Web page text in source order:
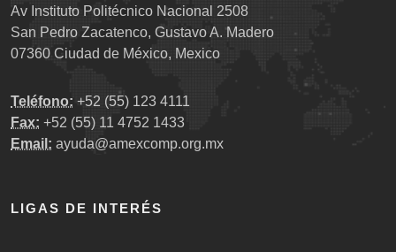
Av Instituto Politécnico Nacional 2508
San Pedro Zacatenco, Gustavo A. Madero
07360 Ciudad de México, Mexico
Teléfono: +52 (55) 123 4111
Fax: +52 (55) 11 4752 1433
Email: ayuda@amexcomp.org.mx
LIGAS DE INTERÉS